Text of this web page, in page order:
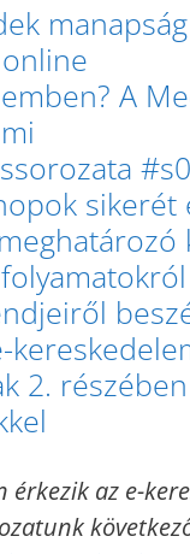
A
sikerét
2.
érkezik az e-